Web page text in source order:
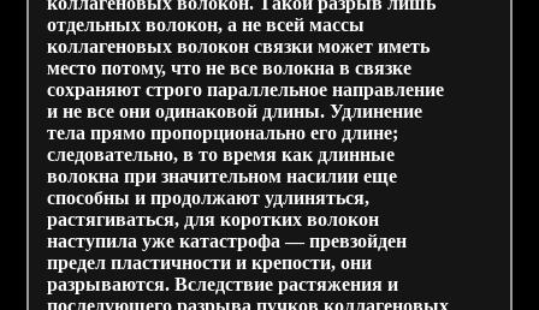
отдельных волокон, а не всей массы
коллагеновых волокон связки может иметь
место потому, что не все волокна в связке
сохраняют строго параллельное направление
и не все они одинаковой длины. Удлинение
тела прямо пропорционально его длине;
следовательно, в то время как длинные
волокна при значительном насилии еще
способны и продолжают удлиняться,
растягиваться, для коротких волокон
наступила уже катастрофа — превзойден
предел пластичности и крепости, они
разрываются. Вследствие растяжения и
последующего разрыва пучков коллагеновых